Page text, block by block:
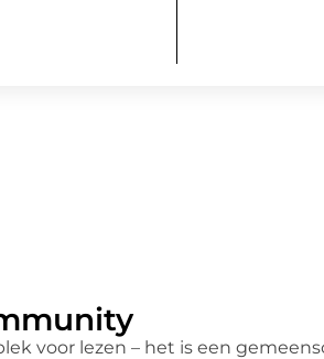
voor lezen – het is een